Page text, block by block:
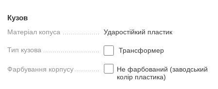
Кузов
Матеріал копуса Ударостійкий пластик
Тип кузова Трансформер
Фарбування корпусу
Не фарбований (заводський
колір пластика)